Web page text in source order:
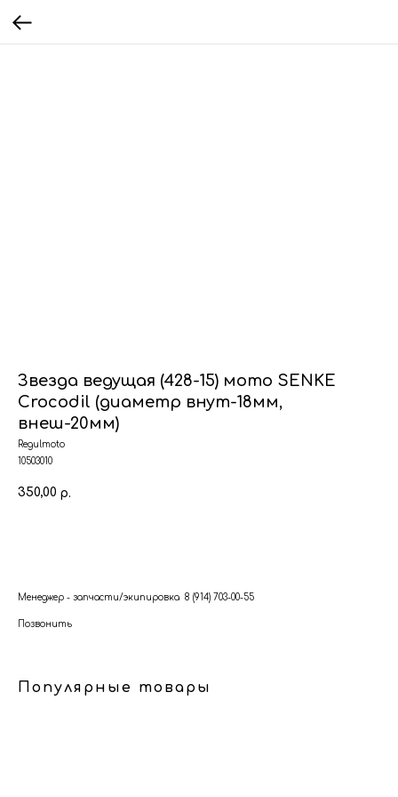
Звезда ведущая (428-15) мото SENKE
Crocodil (диаметр внут-18мм,
внеш-20мм)
Regulmoto
10503010
350,00 р.
Менеджер - запчасти/экипировка 8 (914) 703-00-55
Позвонить
Популярные товары